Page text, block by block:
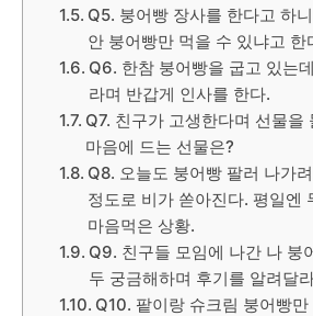
Q5. 붕어빵 장사를 한다고 하
안 붕어빵만 먹을 수 있냐고 한
Q6. 한참 붕어빵을 굽고 있는
라며 반갑게 인사를 한다.
Q7. 친구가 고생한다며 선물을
마음에 드는 선물은?
Q8. 오늘도 붕어빵 팔러 나가
정도로 비가 쏟아진다. 평일엔
마음먹은 상황.
Q9. 친구들 모임에 나간 나 붕
두 궁금해하며 후기를 알려달
Q10. 팥이랑 슈크림 붕어빵